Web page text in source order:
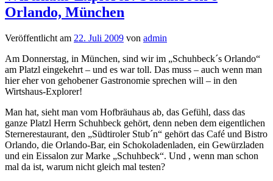
Orlando, München
Veröffentlicht am 22. Juli 2009 von admin
Am Donnerstag, in München, sind wir im „Schuhbeck´s Orlando“
am Platzl eingekehrt – und es war toll. Das muss – auch wenn man
hier eher von gehobener Gastronomie sprechen will – in den
Wirtshaus-Explorer!
Man hat, sieht man vom Hofbräuhaus ab, das Gefühl, dass das
ganze Platzl Herrn Schuhbeck gehört, denn neben dem eigentlichen
Sternerestaurant, den „Südtiroler Stub´n“ gehört das Café und Bistro
Orlando, die Orlando-Bar, ein Schokoladenladen, ein Gewürzladen
und ein Eissalon zur Marke „Schuhbeck“. Und , wenn man schon
mal da ist, warum nicht gleich mal testen?